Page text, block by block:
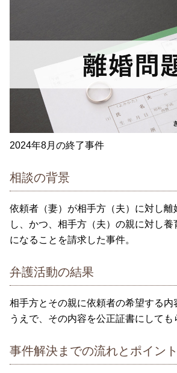
2024年8月の終了事件
相談の背景
依頼者（妻）が相手方（夫）に対し離
し、かつ、相手方（夫）の親に対し養
になることを請求した事件。
弁護活動の結果
相手方とその親に依頼者の希望する内
うえで、その内容を公正証書にしても
事件解決までの流れとポイント